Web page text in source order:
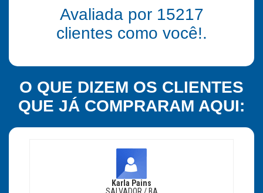
Avaliada por 15217
clientes como você!.
O QUE DIZEM OS CLIENTES
QUE JÁ COMPRARAM AQUI:
Karla Pains